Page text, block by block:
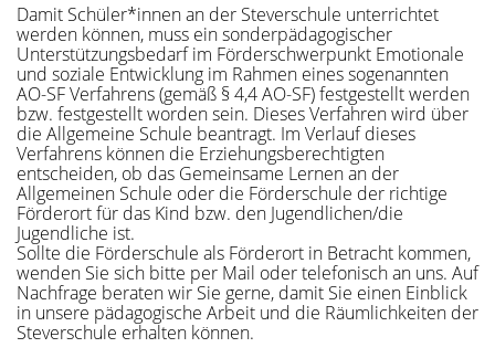
Damit Schüler*innen an der Steverschule unterrichtet
werden können, muss ein sonderpädagogischer
Unterstützungsbedarf im Förderschwerpunkt Emotionale
und soziale Entwicklung im Rahmen eines sogenannten
AO-SF Verfahrens (gemäß § 4,4 AO-SF) festgestellt werden
bzw. festgestellt worden sein. Dieses Verfahren wird über
die Allgemeine Schule beantragt. Im Verlauf dieses
Verfahrens können die Erziehungsberechtigten
entscheiden, ob das Gemeinsame Lernen an der
Allgemeinen Schule oder die Förderschule der richtige
Förderort für das Kind bzw. den Jugendlichen/die
Jugendliche ist.
Sollte die Förderschule als Förderort in Betracht kommen,
wenden Sie sich bitte per Mail oder telefonisch an uns. Auf
Nachfrage beraten wir Sie gerne, damit Sie einen Einblick
in unsere pädagogische Arbeit und die Räumlichkeiten der
Steverschule erhalten können.